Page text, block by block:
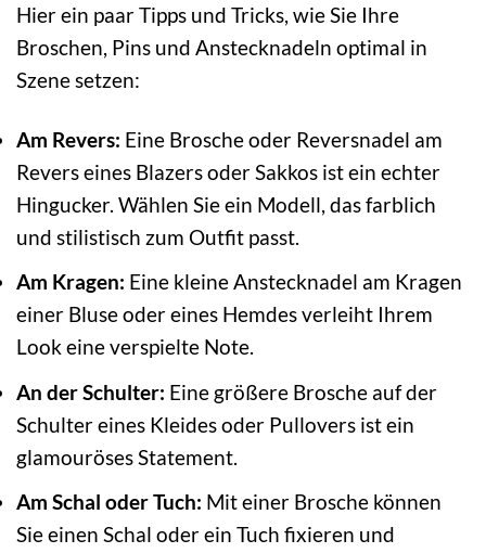
Hier ein paar Tipps und Tricks, wie Sie Ihre
Broschen, Pins und Anstecknadeln optimal in
Szene setzen:
Am Revers: Eine Brosche oder Reversnadel am
Revers eines Blazers oder Sakkos ist ein echter
Hingucker. Wählen Sie ein Modell, das farblich
und stilistisch zum Outfit passt.
Am Kragen: Eine kleine Anstecknadel am Kragen
einer Bluse oder eines Hemdes verleiht Ihrem
Look eine verspielte Note.
An der Schulter: Eine größere Brosche auf der
Schulter eines Kleides oder Pullovers ist ein
glamouröses Statement.
Am Schal oder Tuch: Mit einer Brosche können
Sie einen Schal oder ein Tuch fixieren und